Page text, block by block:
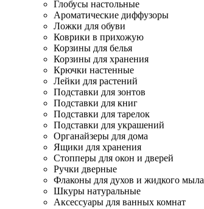
Глобусы настольные
Ароматические диффузоры
Ложки для обуви
Коврики в прихожую
Корзины для белья
Корзины для хранения
Крючки настенные
Лейки для растений
Подставки для зонтов
Подставки для книг
Подставки для тарелок
Подставки для украшений
Органайзеры для дома
Ящики для хранения
Стопперы для окон и дверей
Ручки дверные
Флаконы для духов и жидкого мыла
Шкуры натуральные
Аксессуары для ванных комнат